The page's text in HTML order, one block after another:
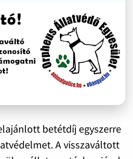
betétdíj egyszerre
A visszaváltott